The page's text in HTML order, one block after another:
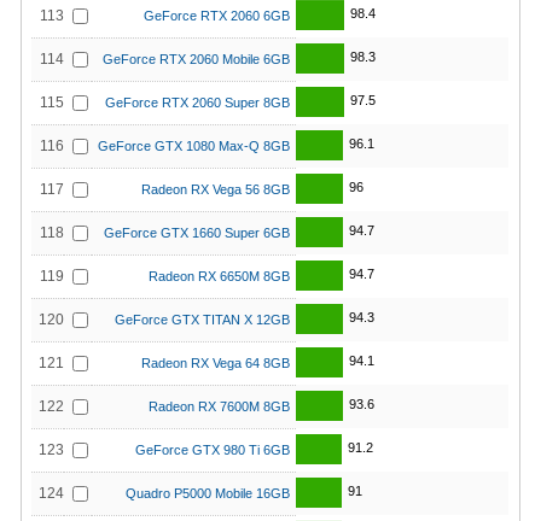
113 GeForce RTX 2060 6GB 98.4
114 GeForce RTX 2060 Mobile 6GB 98.3
115 GeForce RTX 2060 Super 8GB 97.5
116 GeForce GTX 1080 Max-Q 8GB 96.1
117 Radeon RX Vega 56 8GB 96
118 GeForce GTX 1660 Super 6GB 94.7
119 Radeon RX 6650M 8GB 94.7
120 GeForce GTX TITAN X 12GB 94.3
121 Radeon RX Vega 64 8GB 94.1
122 Radeon RX 7600M 8GB 93.6
123 GeForce GTX 980 Ti 6GB 91.2
124 Quadro P5000 Mobile 16GB 91